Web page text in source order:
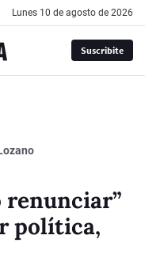
lunes 10 de agosto de 2026
Suscribite
renunciar”
política,